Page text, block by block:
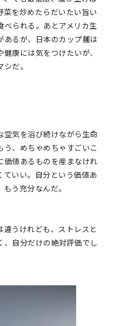
を炒めたらだいたい旨い
べられる。あとアメリカ生
るが、日本のカップ麺は
康には気をつけたいが、
だ。
空気を浴び続けながら生命
、めちゃめちゃすごいこ
価値あるものを産まなけれ
いい。自分という価値あ
う充分なんだ。
うけれども、ストレスと
、自分だけの絶対評価でし